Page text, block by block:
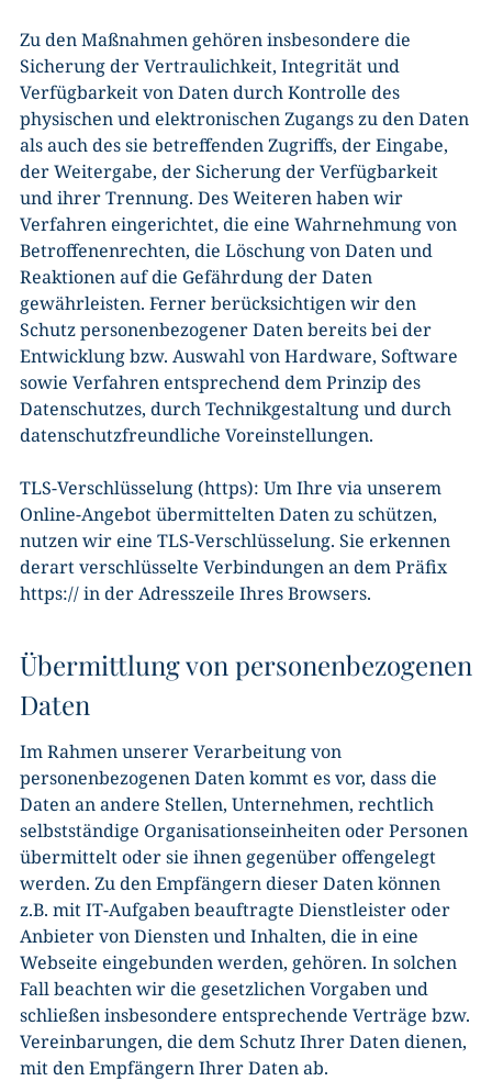
Zu den Maßnahmen gehören insbesondere die
Sicherung der Vertraulichkeit, Integrität und
Verfügbarkeit von Daten durch Kontrolle des
physischen und elektronischen Zugangs zu den Daten
als auch des sie betreffenden Zugriffs, der Eingabe,
der Weitergabe, der Sicherung der Verfügbarkeit
und ihrer Trennung. Des Weiteren haben wir
Verfahren eingerichtet, die eine Wahrnehmung von
Betroffenenrechten, die Löschung von Daten und
Reaktionen auf die Gefährdung der Daten
gewährleisten. Ferner berücksichtigen wir den
Schutz personenbezogener Daten bereits bei der
Entwicklung bzw. Auswahl von Hardware, Software
sowie Verfahren entsprechend dem Prinzip des
Datenschutzes, durch Technikgestaltung und durch
datenschutzfreundliche Voreinstellungen.
TLS-Verschlüsselung (https): Um Ihre via unserem
Online-Angebot übermittelten Daten zu schützen,
nutzen wir eine TLS-Verschlüsselung. Sie erkennen
derart verschlüsselte Verbindungen an dem Präfix
https:// in der Adresszeile Ihres Browsers.
Übermittlung von personenbezogenen
Daten
Im Rahmen unserer Verarbeitung von
personenbezogenen Daten kommt es vor, dass die
Daten an andere Stellen, Unternehmen, rechtlich
selbstständige Organisationseinheiten oder Personen
übermittelt oder sie ihnen gegenüber offengelegt
werden. Zu den Empfängern dieser Daten können
z.B. mit IT-Aufgaben beauftragte Dienstleister oder
Anbieter von Diensten und Inhalten, die in eine
Webseite eingebunden werden, gehören. In solchen
Fall beachten wir die gesetzlichen Vorgaben und
schließen insbesondere entsprechende Verträge bzw.
Vereinbarungen, die dem Schutz Ihrer Daten dienen,
mit den Empfängern Ihrer Daten ab.